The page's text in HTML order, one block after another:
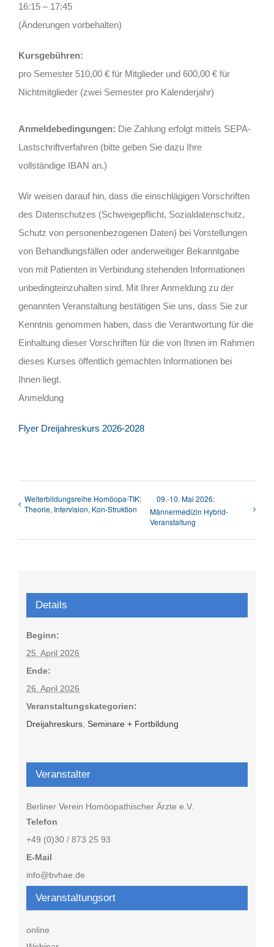
16:15 – 17:45
(Änderungen vorbehalten)
Kursgebühren:
pro Semester 510,00 € für Mitglieder und 600,00 € für
Nichtmitglieder (zwei Semester pro Kalenderjahr)
Anmeldebedingungen: Die Zahlung erfolgt mittels SEPA-
Lastschriftverfahren (bitte geben Sie dazu Ihre
vollständige IBAN an.)
Wir weisen darauf hin, dass die einschlägigen Vorschriften
des Datenschutzes (Schweigepflicht, Sozialdatenschutz,
Schutz von personenbezogenen Daten) bei Vorstellungen
von Behandlungsfällen oder anderweitiger Bekanntgabe
von mit Patienten in Verbindung stehenden Informationen
unbedingteinzuhalten sind. Mit Ihrer Anmeldung zu der
genannten Veranstaltung bestätigen Sie uns, dass Sie zur
Kenntnis genommen haben, dass die Verantwortung für die
Einhaltung dieser Vorschriften für die von Ihnen im Rahmen
dieses Kurses öffentlich gemachten Informationen bei
Ihnen liegt.
Anmeldung
Flyer Dreijahreskurs 2026-2028
Weiterbildungsreihe Homöopa-TIK:
Theorie, Intervision, Kon-Struktion
09.-10. Mai 2026:
Männermedizin Hybrid-
Veranstaltung
Details
Beginn:
25. April 2026
Ende:
26. April 2026
Veranstaltungskategorien:
Dreijahreskurs Seminare + Fortbildung
Veranstaltungsort
online
Veranstalter
Berliner Verein Homöopathischer Ärzte e.V.
Telefon
+49 (0)30 / 873 25 93
E-Mail
info@bvhae.de